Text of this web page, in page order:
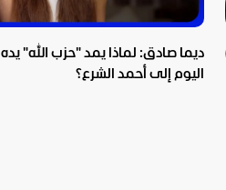
ديما صادق: لماذا يمد "حزب الله" يده
اليوم إلى أحمد الشرع؟